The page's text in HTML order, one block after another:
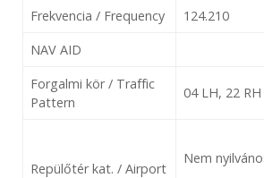
Frekvencia / Frequency
124.210
NAV AID
Forgalmi kör / Traffic
Pattern
04 LH, 22
Repülőtér kat. / Airport
Nem